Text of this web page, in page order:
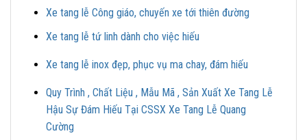
Xe tang lễ Công giáo, chuyến xe tới thiên đường
Xe tang lễ tứ linh dành cho việc hiếu
Xe tang lễ inox đẹp, phục vụ ma chay, đám hiếu
Quy Trình , Chất Liệu , Mẫu Mã , Sản Xuất Xe Tang Lễ
Hậu Sự Đám Hiếu Tại CSSX Xe Tang Lễ Quang
Cường